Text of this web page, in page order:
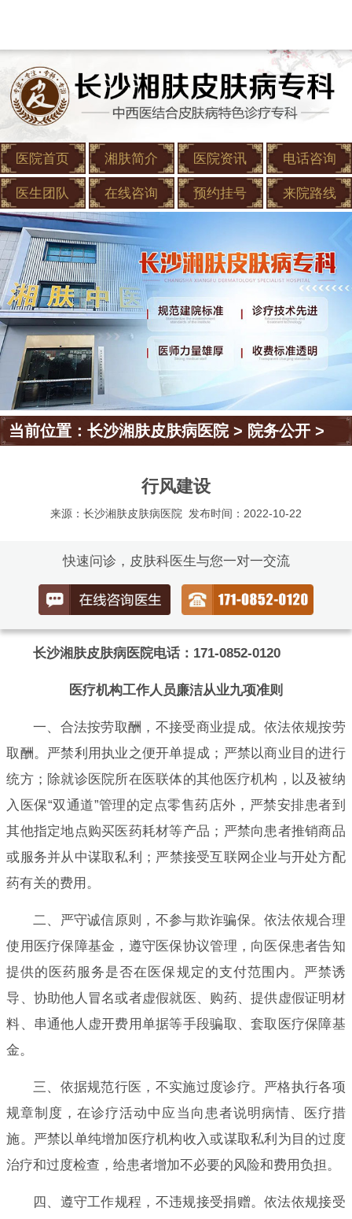
医院首页 湘肤简介 医院资讯 电话咨询
医生团队 在线咨询 预约挂号 来院路线
当前位置：长沙湘肤皮肤病医院> 院务公开 >
行风建设
来源：长沙湘肤皮肤病医院 发布时间：2022-10-22
快速问诊，皮肤科医生与您一对一交流
长沙湘肤皮肤病医院电话：171-0852-0120
医疗机构工作人员廉洁从业九项准则
一、合法按劳取酬，不接受商业提成。依法依规按劳
取酬。严禁利用执业之便开单提成；严禁以商业目的进行
统方；除就诊医院所在医联体的其他医疗机构，以及被纳
入医保“双通道”管理的定点零售药店外，严禁安排患者到
其他指定地点购买医药耗材等产品；严禁向患者推销商品
或服务并从中谋取私利；严禁接受互联网企业与开处方配
药有关的费用。
二、严守诚信原则，不参与欺诈骗保。依法依规合理
使用医疗保障基金，遵守医保协议管理，向医保患者告知
提供的医药服务是否在医保规定的支付范围内。严禁诱
导、协助他人冒名或者虚假就医、购药、提供虚假证明材
料、串通他人虚开费用单据等手段骗取、套取医疗保障基
金。
三、依据规范行医，不实施过度诊疗。严格执行各项
规章制度，在诊疗活动中应当向患者说明病情、医疗措
施。严禁以单纯增加医疗机构收入或谋取私利为目的过度
治疗和过度检查，给患者增加不必要的风险和费用负担。
四、遵守工作规程，不违规接受捐赠。依法依规接受